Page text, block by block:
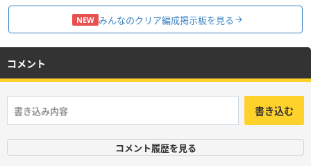
NEW みんなのクリア編成掲示板を見る
コメント
書き込む
コメント履歴を見る